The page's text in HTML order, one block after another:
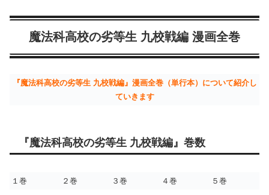
魔法科高校の劣等生 九校戦編 漫画全巻
『魔法科高校の劣等生 九校戦編』漫画全巻（単行本）について紹介し
ていきます
『魔法科高校の劣等生 九校戦編』巻数
１巻 ２巻 ３巻 ４巻 ５巻